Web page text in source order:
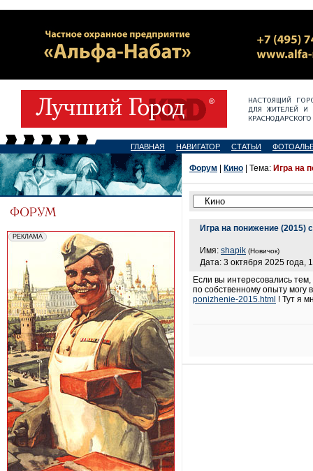
ГЛАВНАЯ НАВИГАТОР СТАТЬИ
Форум Кино | Тема: Игра на
Игра на понижение (2015)
Имя: shapik (Новичок)
Дата: 3 октября 2025 года,
Если вы интересовались
по собственному опыту
ponizhenie-2015.html ! Тут я